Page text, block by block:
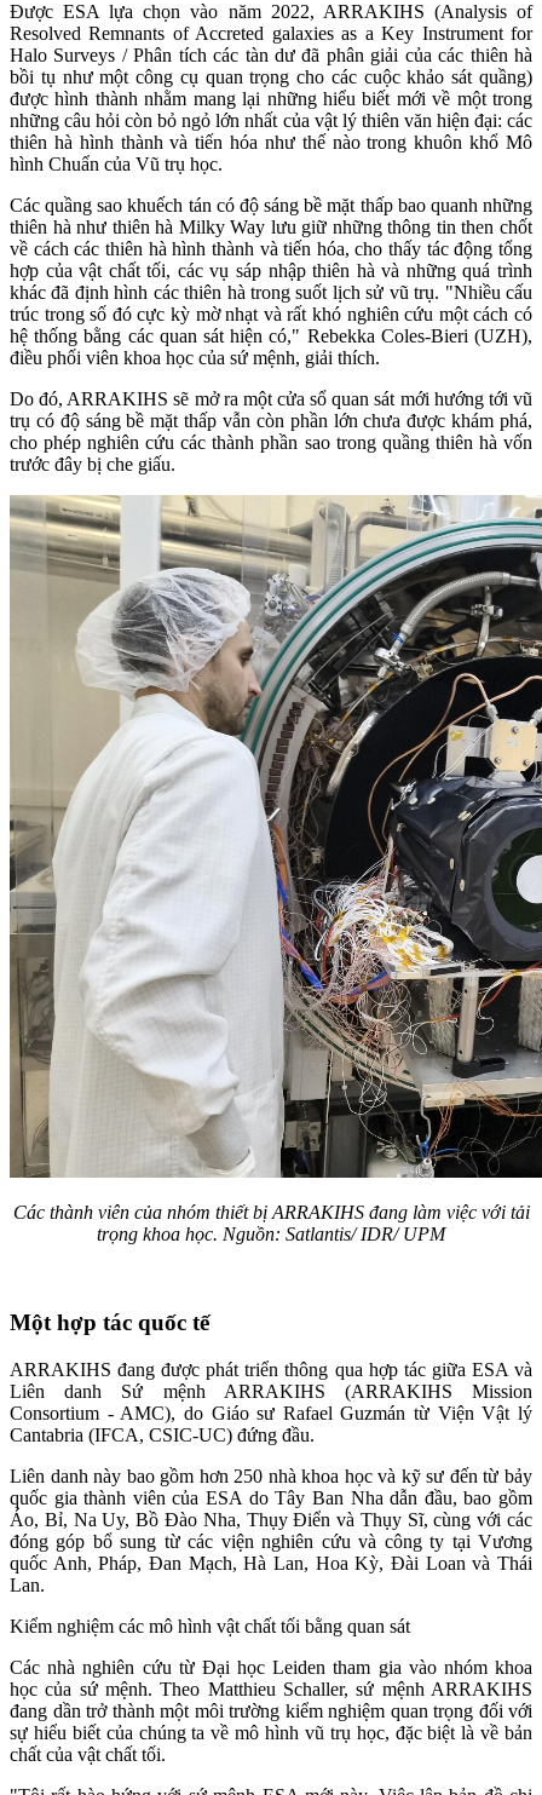
Được ESA lựa chọn vào năm 2022, ARRAKIHS (Analysis of
Resolved Remnants of Accreted galaxies as a Key Instrument for
Halo Surveys / Phân tích các tàn dư đã phân giải của các thiên hà
bồi tụ như một công cụ quan trọng cho các cuộc khảo sát quầng)
được hình thành nhằm mang lại những hiểu biết mới về một trong
những câu hỏi còn bỏ ngỏ lớn nhất của vật lý thiên văn hiện đại: các
thiên hà hình thành và tiến hóa như thế nào trong khuôn khổ Mô
hình Chuẩn của Vũ trụ học.
Các quầng sao khuếch tán có độ sáng bề mặt thấp bao quanh những
thiên hà như thiên hà Milky Way lưu giữ những thông tin then chốt
về cách các thiên hà hình thành và tiến hóa, cho thấy tác động tổng
hợp của vật chất tối, các vụ sáp nhập thiên hà và những quá trình
khác đã định hình các thiên hà trong suốt lịch sử vũ trụ. "Nhiều cấu
trúc trong số đó cực kỳ mờ nhạt và rất khó nghiên cứu một cách có
hệ thống bằng các quan sát hiện có," Rebekka Coles-Bieri (UZH),
điều phối viên khoa học của sứ mệnh, giải thích.
Do đó, ARRAKIHS sẽ mở ra một cửa sổ quan sát mới hướng tới vũ
trụ có độ sáng bề mặt thấp vẫn còn phần lớn chưa được khám phá,
cho phép nghiên cứu các thành phần sao trong quầng thiên hà vốn
trước đây bị che giấu.
Các thành viên của nhóm thiết bị ARRAKIHS đang làm việc với tải
trọng khoa học. Nguồn: Satlantis/ IDR/ UPM
Một hợp tác quốc tế
ARRAKIHS đang được phát triển thông qua hợp tác giữa ESA và
Liên danh Sứ mệnh ARRAKIHS (ARRAKIHS Mission
Consortium - AMC), do Giáo sư Rafael Guzmán từ Viện Vật lý
Cantabria (IFCA, CSIC-UC) đứng đầu.
Liên danh này bao gồm hơn 250 nhà khoa học và kỹ sư đến từ bảy
quốc gia thành viên của ESA do Tây Ban Nha dẫn đầu, bao gồm
Áo, Bỉ, Na Uy, Bồ Đào Nha, Thụy Điển và Thụy Sĩ, cùng với các
đóng góp bổ sung từ các viện nghiên cứu và công ty tại Vương
quốc Anh, Pháp, Đan Mạch, Hà Lan, Hoa Kỳ, Đài Loan và Thái
Lan.
Kiểm nghiệm các mô hình vật chất tối bằng quan sát
Các nhà nghiên cứu từ Đại học Leiden tham gia vào nhóm khoa
học của sứ mệnh. Theo Matthieu Schaller, sứ mệnh ARRAKIHS
đang dần trở thành một môi trường kiểm nghiệm quan trọng đối với
sự hiểu biết của chúng ta về mô hình vũ trụ học, đặc biệt là về bản
chất của vật chất tối.